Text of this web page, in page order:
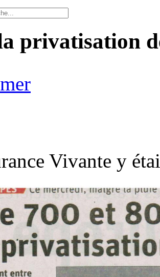
privatisation
Vivante y